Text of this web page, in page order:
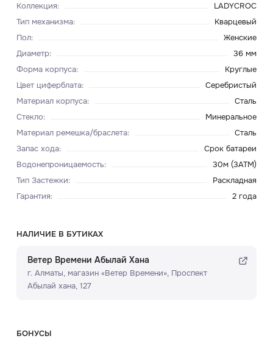
Коллекция:
LADYCROC
Тип механизма:
Кварцевый
Пол:
Женские
Диаметр:
36 мм
Форма корпуса:
Круглые
Цвет циферблата:
Серебристый
Материал корпуса:
Сталь
Стекло:
Минеральное
Материал ремешка/браслета:
Сталь
Запас хода:
Срок батареи
Водонепроницаемость:
30м (3ATM)
Тип Застежки:
Раскладная
Гарантия: 2 года
НАЛИЧИЕ В БУТИКАХ
Ветер Времени Абылай Хана
г. Алматы, ​магазин «Ветер Времени»​, Проспект
Абылай хана, 127
БОНУСЫ